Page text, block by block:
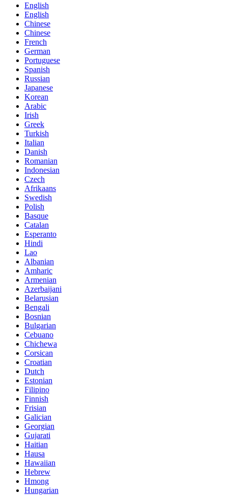
English
English
Chinese
Chinese
French
German
Portuguese
Spanish
Russian
Japanese
Korean
Arabic
Irish
Greek
Turkish
Italian
Danish
Romanian
Indonesian
Czech
Afrikaans
Swedish
Polish
Basque
Catalan
Esperanto
Hindi
Lao
Albanian
Amharic
Armenian
Azerbaijani
Belarusian
Bengali
Bosnian
Bulgarian
Cebuano
Chichewa
Corsican
Croatian
Dutch
Estonian
Filipino
Finnish
Frisian
Galician
Georgian
Gujarati
Haitian
Hausa
Hawaiian
Hebrew
Hmong
Hungarian